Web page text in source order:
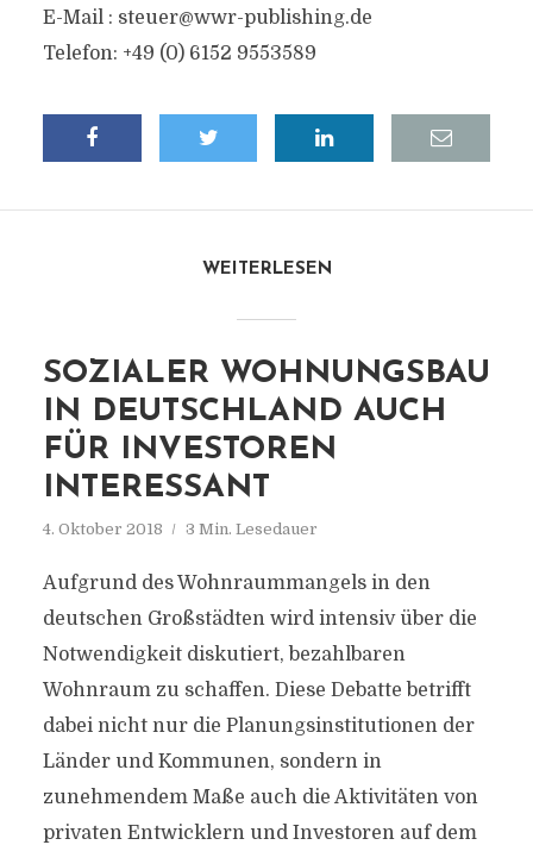
E-Mail : steuer@wwr-publishing.de
Telefon: +49 (0) 6152 9553589
WEITERLESEN
SOZIALER WOHNUNGSBAU
IN DEUTSCHLAND AUCH
FÜR INVESTOREN
INTERESSANT
4. Oktober 2018 3 Min. Lesedauer
Aufgrund des Wohnraummangels in den
deutschen Großstädten wird intensiv über die
Notwendigkeit diskutiert, bezahlbaren
Wohnraum zu schaffen. Diese Debatte betrifft
dabei nicht nur die Planungsinstitutionen der
Länder und Kommunen, sondern in
zunehmendem Maße auch die Aktivitäten von
privaten Entwicklern und Investoren auf dem